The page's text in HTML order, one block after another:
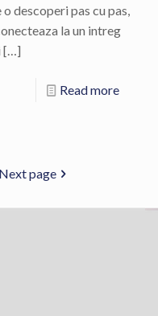
o descoperi pas cu pas,
la un intreg
[…]
Read more
Next page